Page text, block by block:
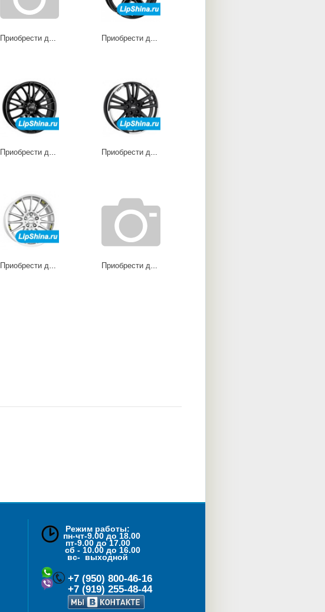
Приобрести диски Cup Приобрести диски Emotion
Приобрести диски Street Rallye Приобрести диски Temperament
Режим работы:
пн-чт-9.00 до 18.00
пт-9.00 до 17.00
сб - 10.00 до 16.00
вс- выходной
+7 (950) 800-46-16
+7 (919) 255-48-44